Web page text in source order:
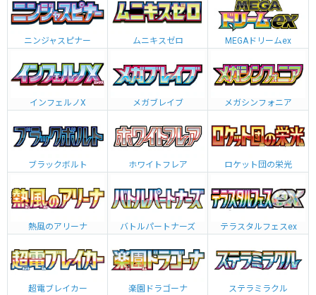
ニンジャスピナー ムニキスゼロ MEGAドリームex
インフェルノX メガブレイブ メガシンフォニア
ブラックボルト ホワイトフレア ロケット団の栄光
熱風のアリーナ バトルパートナーズ テラスタルフェスex
超電ブレイカー 楽園ドラゴーナ ステラミラクル